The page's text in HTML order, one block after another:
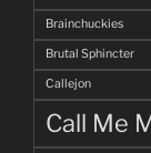
Brainchuckies
Brutal Sphincter
Callejon
Call Me